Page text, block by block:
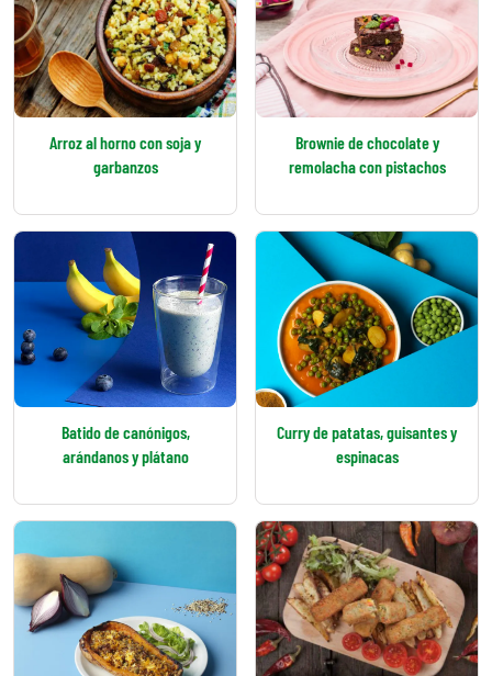
Arroz al horno con soja y
garbanzos
Brownie de chocolate y
remolacha con pistachos
Batido de canónigos,
arándanos y plátano
Curry de patatas, guisantes y
espinacas